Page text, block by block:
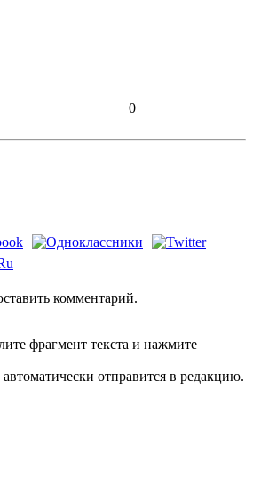
0
комментарий.
фрагмент текста и нажмите
отправится в редакцию.